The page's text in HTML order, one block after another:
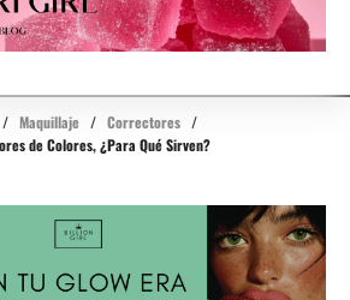
/ Maquillaje / Correctores
/
de Colores, ¿Para Qué Sirven?